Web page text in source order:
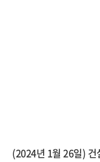
(2024년 1월 26일) 건